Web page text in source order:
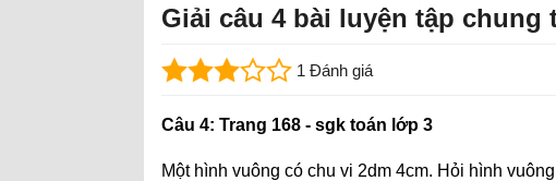
Giải câu 4 bài luyện tập chung
1 Đánh giá
Câu 4: Trang 168 - sgk toán lớp 3
Một hình vuông có chu vi 2dm 4cm. Hỏi hình